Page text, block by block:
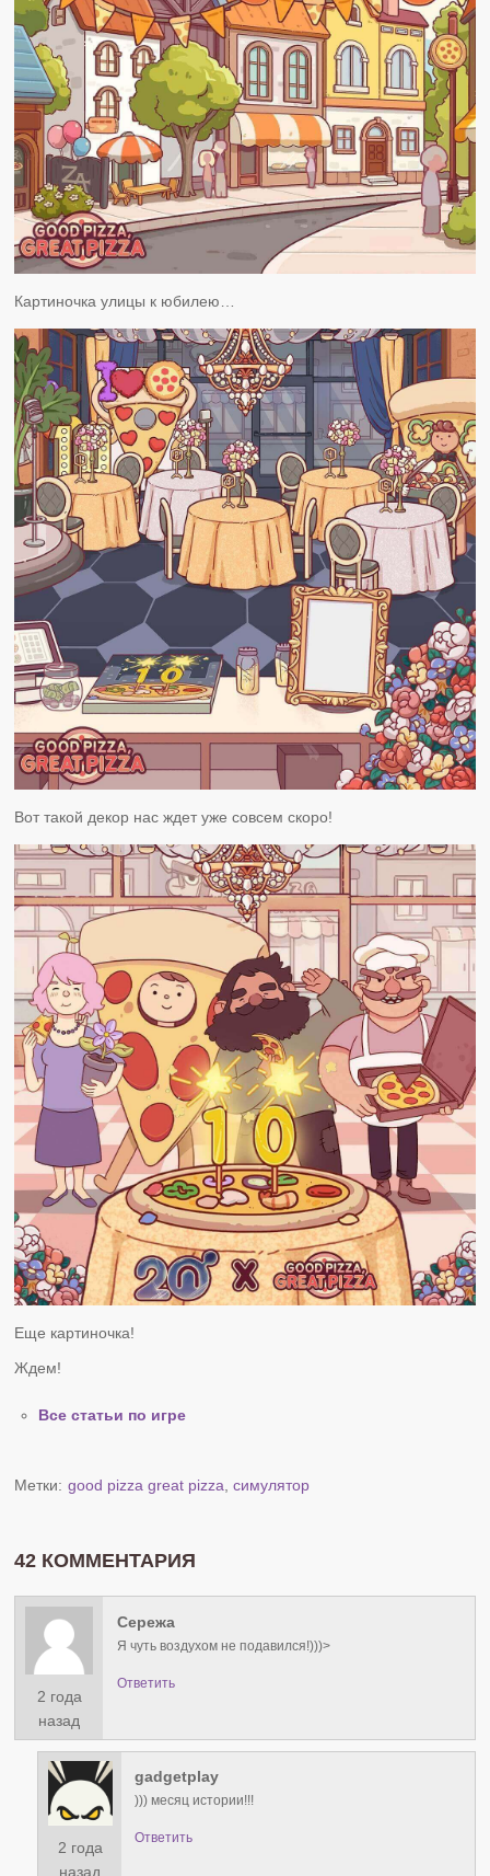
Картиночка улицы к юбилею…
Вот такой декор нас ждет уже совсем скоро!
Еще картиночка!
Ждем!
Все статьи по игре
Метки: good pizza great pizza,симулятор
42 КОММЕНТАРИЯ
2 года
назад
Сережа
Я чуть воздухом не подавился!)))>
Ответить
2 года
назад
gadgetplay
))) месяц истории!!!
Ответить